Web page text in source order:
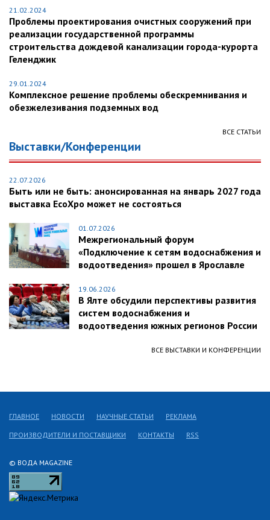
21.02.2024
Проблемы проектирования очистных сооружений при
реализации государственной программы
строительства дождевой канализации города-курорта
Геленджик
29.01.2024
Комплексное решение проблемы обескремнивания и
обезжелезивания подземных вод
ВСЕ СТАТЬИ
Выставки/Конференции
22.07.2026
Быть или не быть: анонсированная на январь 2027 года
выставка EcoXpo может не состояться
01.07.2026
Межрегиональный форум
«Подключение к сетям водоснабжения и
водоотведения» прошел в Ярославле
19.06.2026
В Ялте обсудили перспективы развития
систем водоснабжения и
водоотведения южных регионов России
ВСЕ ВЫСТАВКИ И КОНФЕРЕНЦИИ
© ВОДА MAGAZINE
ГЛАВНОЕ НОВОСТИ НАУЧНЫЕ СТАТЬИ РЕКЛАМА
ПРОИЗВОДИТЕЛИ И ПОСТАВЩИКИ КОНТАКТЫ RSS